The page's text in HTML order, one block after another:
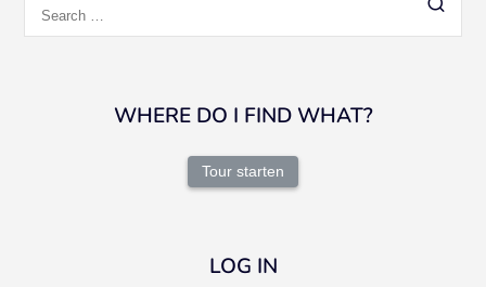
for:
WHERE DO I FIND WHAT?
Tour starten
LOG IN